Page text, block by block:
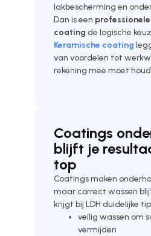
lakbescherming en
Dan is een
coating de logische
Keramische coating
van voordelen tot
rekening mee moet
Coatings
blijft je
top
Coatings maken
maar correct wassen
krijgt bij LDH duidelijke
veilig wassen om
vermijden